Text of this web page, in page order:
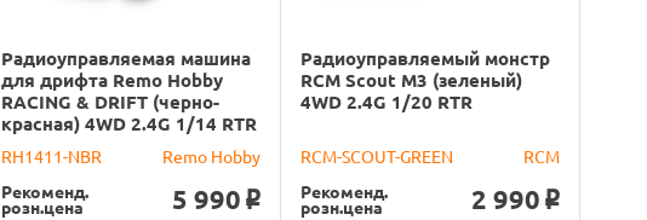
Радиоуправляемая машина
для дрифта Remo Hobby
RACING & DRIFT (черно-
красная) 4WD 2.4G 1/14 RTR
RH1411-NBR
Remo Hobby
Рекоменд.
розн.цена 5 990 o
Радиоуправляемый монстр
RCM Scout M3 (зеленый)
4WD 2.4G 1/20 RTR
RCM-SCOUT-GREEN
RCM
Рекоменд.
розн.цена 2 990 o